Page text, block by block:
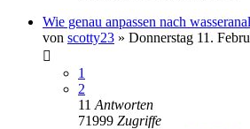
Wie genau anpassen nach
von scotty23 » Donnerstag 11.
1
2
11 Antworten
71999 Zugriffe